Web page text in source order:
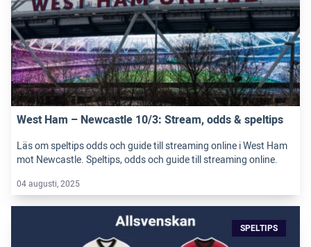
West Ham – Newcastle 10/3: Stream, odds & speltips
Läs om speltips odds och guide till streaming online i West Ham
mot Newcastle. Speltips, odds och guide till streaming online.
04 augusti, 2025
SPELTIPS